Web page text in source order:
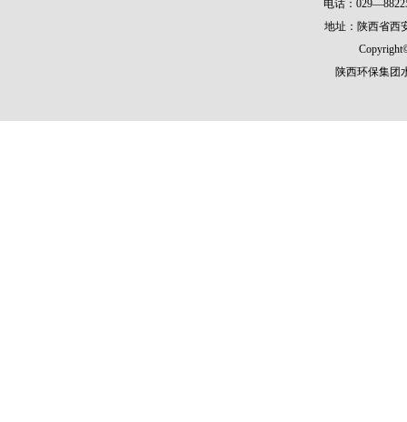
电话：
地址：陕西省西
陕西环保集团